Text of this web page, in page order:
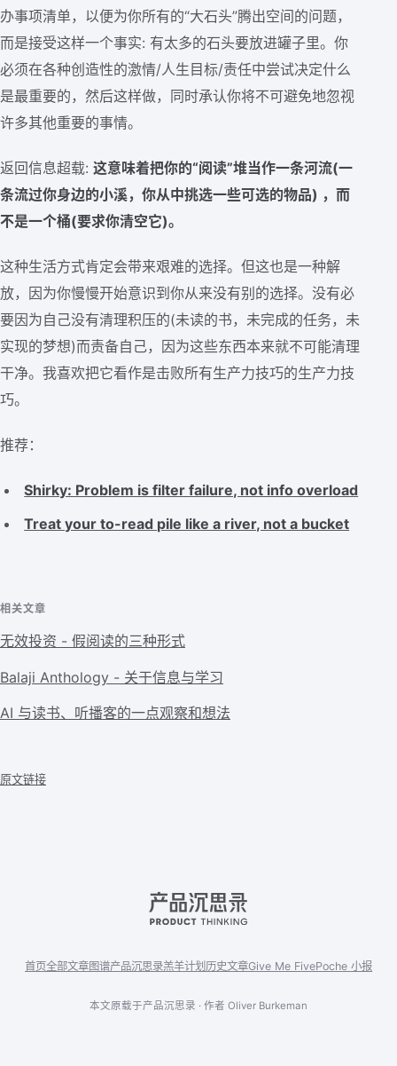
办事项清单，以便为你所有的“大石头”腾出空间的问题，
而是接受这样一个事实: 有太多的石头要放进罐子里。你
必须在各种创造性的激情/人生目标/责任中尝试决定什么
是最重要的，然后这样做，同时承认你将不可避免地忽视
许多其他重要的事情。
返回信息超载: 这意味着把你的“阅读”堆当作一条河流(一
条流过你身边的小溪，你从中挑选一些可选的物品) ，而
不是一个桶(要求你清空它)。
这种生活方式肯定会带来艰难的选择。但这也是一种解
放，因为你慢慢开始意识到你从来没有别的选择。没有必
要因为自己没有清理积压的(未读的书，未完成的任务，未
实现的梦想)而责备自己，因为这些东西本来就不可能清理
干净。我喜欢把它看作是击败所有生产力技巧的生产力技
巧。
推荐：
Shirky: Problem is filter failure, not info overload
Treat your to-read pile like a river, not a bucket
相关文章
无效投资 - 假阅读的三种形式
Balaji Anthology - 关于信息与学习
AI 与读书、听播客的一点观察和想法
原文链接
首页全部文章图谱产品沉思录羔羊计划 历史文章Give Me FivePoche 小报
本文原载于产品沉思录 · 作者 Oliver Burkeman